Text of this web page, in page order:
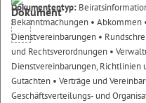
Dokumententyp:
Bekanntmachungen • Abkommen
Dienstvereinbarungen •
und Rechtsverordnungen •
Dienstvereinbarungen, Richtlinien
Gutachten • Verträge und
Geschäftsverteilungs- und